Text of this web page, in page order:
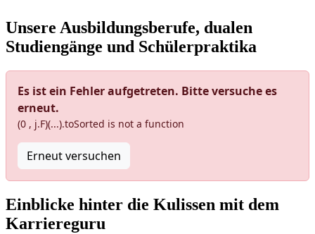
Unsere Ausbildungsberufe, dualen
Studiengänge und Schülerpraktika
Es ist ein Fehler aufgetreten. Bitte versuche es
erneut.
(0 , j.F)(...).toSorted is not a function
Erneut versuchen
Einblicke hinter die Kulissen mit dem
Karriereguru